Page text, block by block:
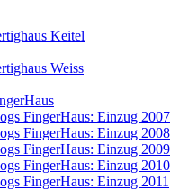
Keitel
Weiss
FingerHaus: Einzug 2007
FingerHaus: Einzug 2008
FingerHaus: Einzug 2009
FingerHaus: Einzug 2010
FingerHaus: Einzug 2011